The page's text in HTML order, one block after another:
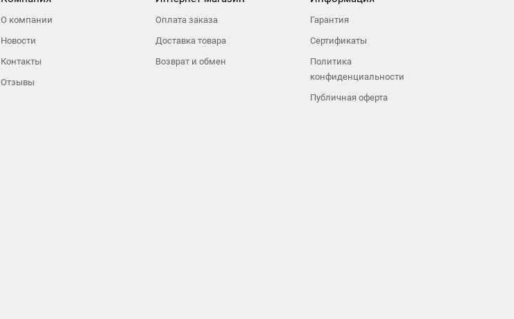
О компании
Новости
Контакты
Отзывы
Оплата заказа
Доставка товара
Возврат и обмен
Гарантия
Сертификаты
Политика
конфиденциальности
Публичная оферта